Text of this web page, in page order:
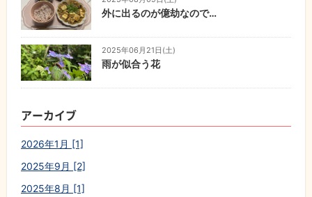
外に出るのが億劫なので…
2025年06月21日(土)
雨が似合う花
アーカイブ
2026年1月 [1]
2025年9月 [2]
2025年8月 [1]